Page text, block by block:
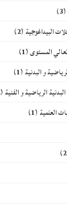
البيداغوجية (2)
المستوى(1)
و البدنية (1)
الرياضية و الفنية (2)
العلمية (1)